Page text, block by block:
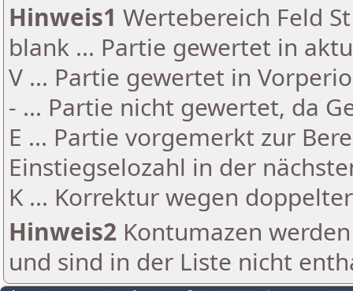
Hinweis1 Wertebereich Feld
blank ... Partie gewertet in
V ... Partie gewertet in
- ... Partie nicht gewertet, da
E ... Partie vorgemerkt zur
Einstiegselozahl in der
K ... Korrektur wegen
Hinweis2 Kontumazen
und sind in der Liste nicht